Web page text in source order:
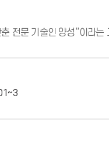
전문 기술인 양성”이라